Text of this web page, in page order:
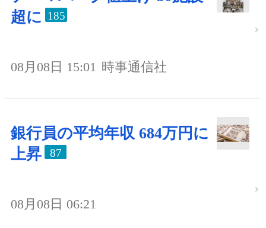
超に 185
08月08日 15:01 時事通信社
銀行員の平均年収 684万円に
上昇
87
08月08日 06:21